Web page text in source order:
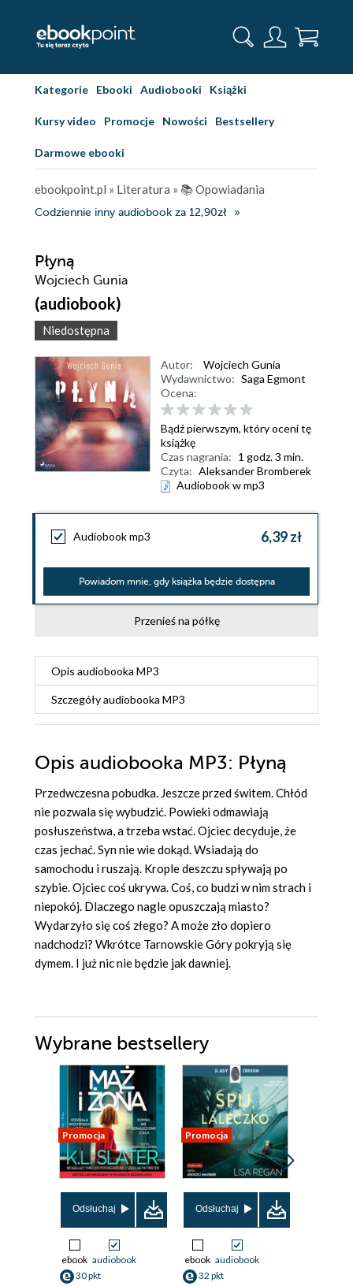
Kategorie Ebooki Audiobooki Książki
Kursy video Promocje Nowości Bestsellery
Darmowe ebooki
ebookpoint.pl » Literatura » 📚 Opowiadania
Codziennie inny audiobook za 12,90zł
Płyną
Wojciech Gunia
(audiobook)
Niedostępna
Autor:
Wojciech Gunia
Wydawnictwo: Saga Egmont
Ocena:
Bądź pierwszym, który oceni tę
książkę
Czas nagrania: 1 godz. 3 min.
Czyta: Aleksander Bromberek
Audiobook w mp3
Audiobook mp3 6,39 zł
Powiadom mnie, gdy książka będzie dostępna
Przenieś na półkę
Opis audiobooka MP3
Szczegółyaudiobooka MP3
Opis audiobooka MP3: Płyną
Przedwczesna pobudka. Jeszcze przed świtem. Chłód
nie pozwala się wybudzić. Powieki odmawiają
posłuszeństwa, a trzeba wstać. Ojciec decyduje, że
czas jechać. Syn nie wie dokąd. Wsiadają do
samochodu i ruszają. Krople deszczu spływają po
szybie. Ojciec coś ukrywa. Coś, co budzi w nim strach i
niepokój. Dlaczego nagle opuszczają miasto?
Wydarzyło się coś złego? A może zło dopiero
nadchodzi? Wkrótce Tarnowskie Góry pokryją się
dymem. I już nic nie będzie jak dawniej.
Wybrane bestsellery
Promocja
Odsłuchaj
ebook audiobook
30 pkt
Promocja
Odsłuchaj
ebook audiobook
32 pkt